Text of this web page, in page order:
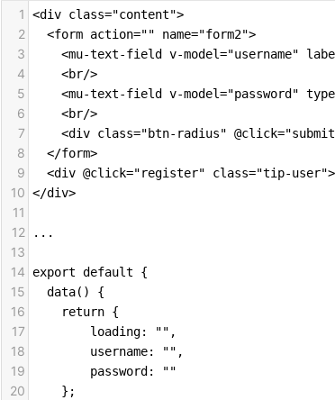
1 <div class="content">
2
  <form action="" name="form2">
3
<mu-text-field v-model="username"
4
    <br/>
5
<mu-text-field v-model="password"
6
    <br/>
7
<div class="btn-radius"
8
  </form>
9
<div @click="register" class="tip-user">
10 </div>
11
12
...
13
14
export default {
15
  data() {
16
    return {
17
        loading: "",
18
        username: "",
19
        password: ""
20
    };